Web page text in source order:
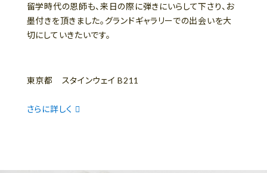
留学時代の恩師も、来日の際に弾きにいらして下さり、お
墨付きを頂きました。グランドギャラリーでの出会いを大
切にしていきたいです。
東京都 スタインウェイ B211
さらに詳しく